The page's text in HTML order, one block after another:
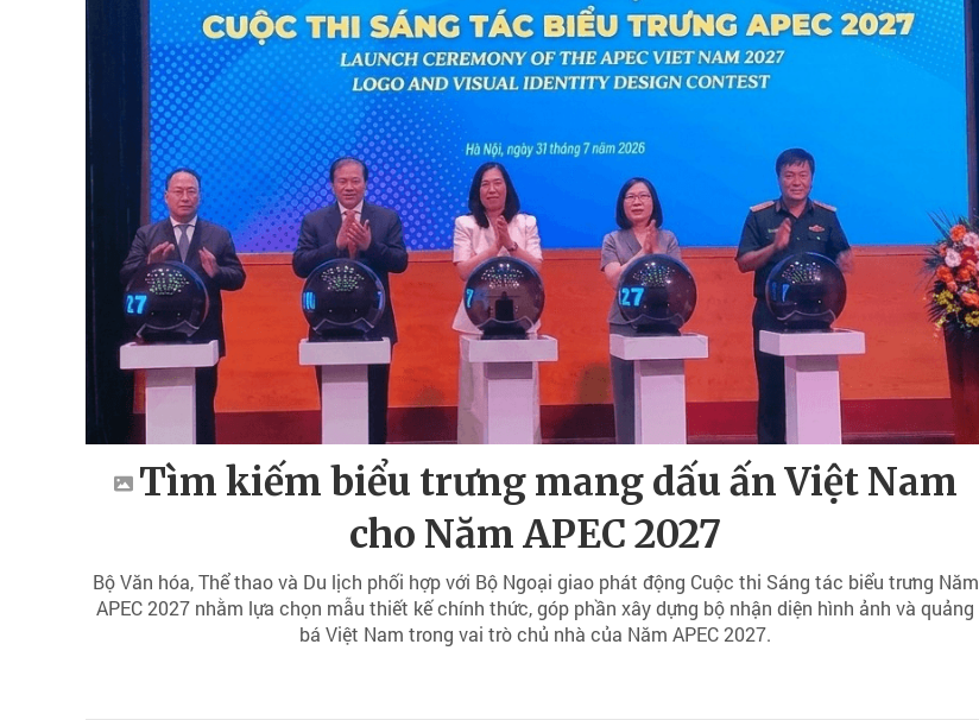
Tìm kiếm biểu trưng mang dấu ấn Việt Nam
cho Năm APEC 2027
Bộ Văn hóa, Thể thao và Du lịch phối hợp với Bộ Ngoại giao phát động Cuộc thi Sáng tác biểu trưng Năm
APEC 2027 nhằm lựa chọn mẫu thiết kế chính thức, góp phần xây dựng bộ nhận diện hình ảnh và quảng
bá Việt Nam trong vai trò chủ nhà của Năm APEC 2027.